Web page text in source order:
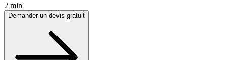
2 min
Demander un devis gratuit